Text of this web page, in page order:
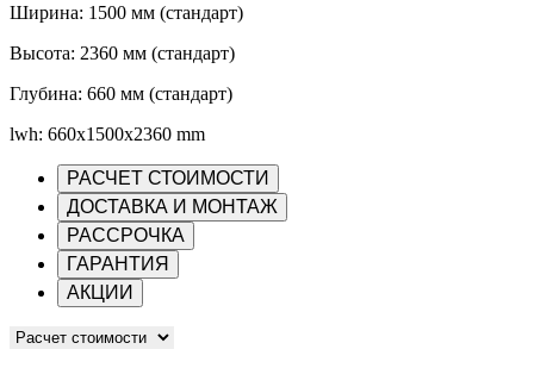
Ширина: 1500 мм (стандарт)
Высота: 2360 мм (стандарт)
Глубина: 660 мм (стандарт)
lwh: 660x1500x2360 mm
РАСЧЕТ СТОИМОСТИ
ДОСТАВКА И МОНТАЖ
РАССРОЧКА
ГАРАНТИЯ
АКЦИИ